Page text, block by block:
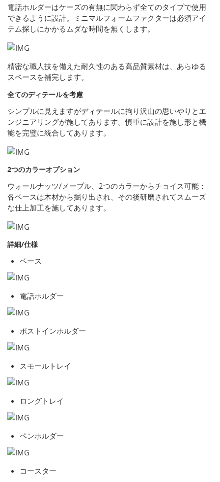
電話ホルダーはケーズの有無に関わらず全てのタイプで使用
できるように設計。ミニマルフォームファクターは必須アイ
テム探しにかかるムダな時間を無くします。
精密な職人技を備えた耐久性のある高品質素材は、あらゆる
スペースを補完します。
全てのディテールを考慮
シンプルに見えますがディテールに拘り沢山の思いやりとエ
ンジニアリングが施してあります。慎重に設計を施し形と機
能を完璧に統合してあります。
2つのカラーオプション
ウォールナッツ/メープル、2つのカラーからチョイス可能：
各ベースは木材から掘り出され、その後研磨されてスムーズ
な仕上加工を施してあります。
詳細/仕様
ベース
電話ホルダー
ポストインホルダー
スモールトレイ
ロングトレイ
ペンホルダー
コースター